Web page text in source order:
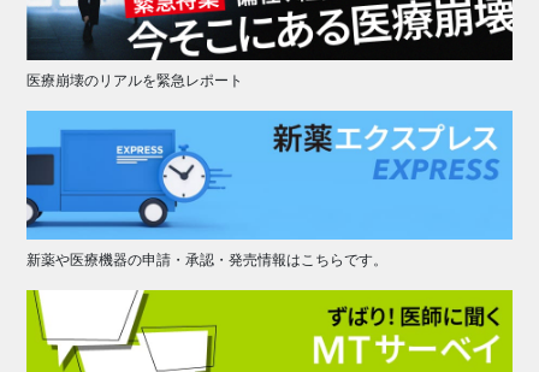
医療崩壊のリアルを緊急レポート
新薬や医療機器の申請・承認・発売情報はこちらです。